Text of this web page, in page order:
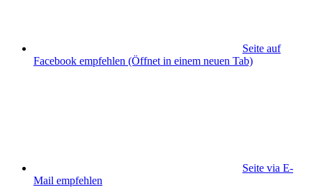
Seite auf
Facebook empfehlen (Öffnet in einem neuen Tab)
Seite via E-
Mail empfehlen